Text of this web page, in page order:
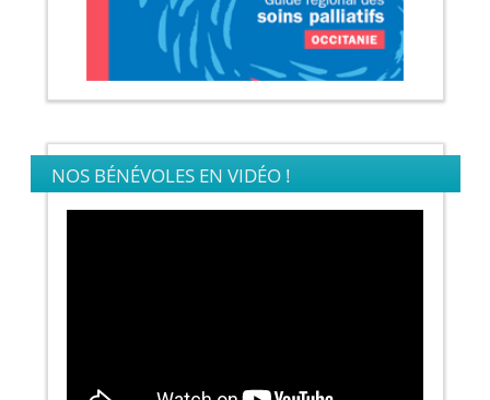
NOS BÉNÉVOLES EN VIDÉO !